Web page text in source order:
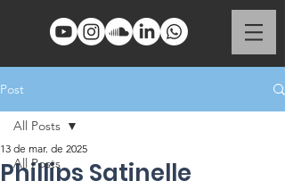
Post
All Posts
All Posts
Phillips Satinelle
13 de mar. de 2025